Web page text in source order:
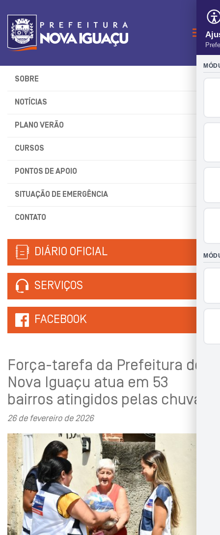
SOBRE
NOTÍCIAS
PLANO VERÃO
CURSOS
PONTOS DE APOIO
SITUAÇÃO DE EMERGÊNCIA
CONTATO
DIÁRIO OFICIAL
SERVIÇOS
FACEBOOK
Força-tarefa da Prefeitura de
Nova Iguaçu atua em 53
bairros atingidos pelas chuvas
26 de fevereiro de 2026